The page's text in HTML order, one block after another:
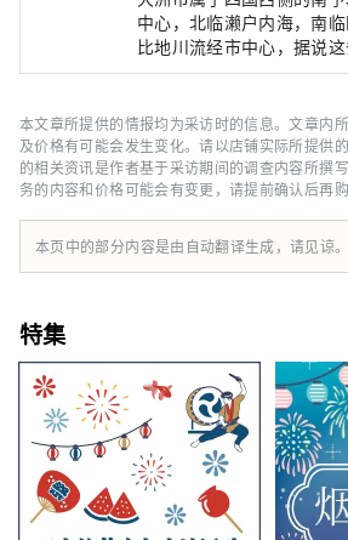
中心，北临濑户内海，南
比地川流经市中心，据说
而得名，它绕着城市循环
代，日治川河畔仍保留着
的遗迹。
本文章所提供的情报均为采访时的信息。文章内
及价格有可能会发生变化。请以店铺实际所提供
的相关资讯是作者基于采访期间的调查内容所撰
务的内容和价格可能会有变更，请提前确认后再
本页中的部分内容是由自动翻译生成，请见谅。
特集